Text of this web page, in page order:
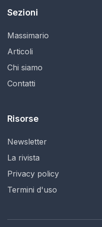
Sezioni
Massimario
Articoli
Chi siamo
Contatti
Risorse
Newsletter
La rivista
Privacy policy
Termini d'uso